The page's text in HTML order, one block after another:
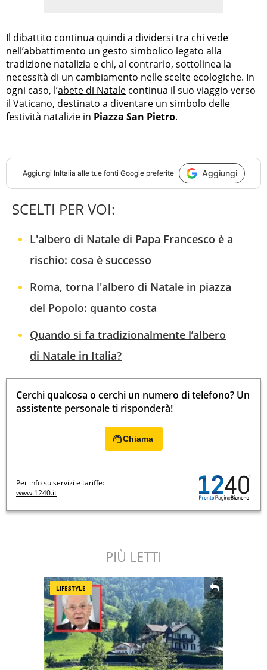
Il dibattito continua quindi a dividersi tra chi vede
nell’abbattimento un gesto simbolico legato alla
tradizione natalizia e chi, al contrario, sottolinea la
necessità di un cambiamento nelle scelte ecologiche. In
ogni caso, l’abete di Natale continua il suo viaggio verso
il Vaticano, destinato a diventare un simbolo delle
festività natalizie in Piazza San Pietro.
Aggiungi InItalia alle tue fonti Google preferite Aggiungi
SCELTI PER VOI:
L'albero di Natale di Papa Francesco è a
rischio: cosa è successo
Roma, torna l'albero di Natale in piazza
del Popolo: quanto costa
Quando si fa tradizionalmente l’albero
di Natale in Italia?
Cerchi qualcosa o cerchi un numero di telefono? Un
assistente personale ti risponderà!
Chiama
Per info su servizi e tariffe:
www.1240.it
PIÙ LETTI
LIFESTYLE